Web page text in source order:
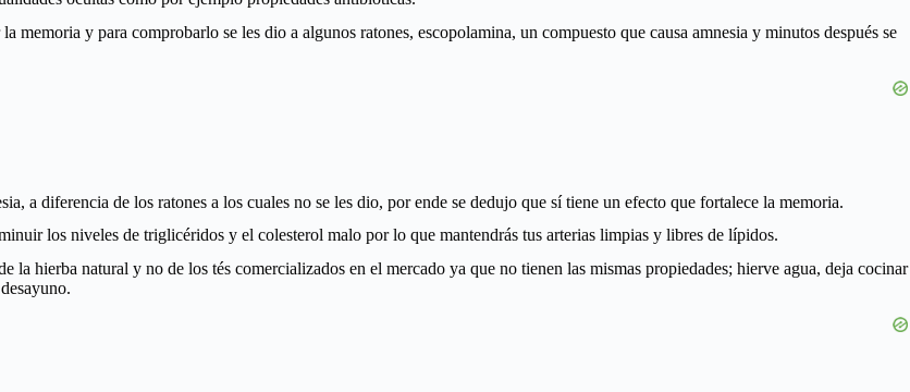
memoria y para comprobarlo se les dio a algunos ratones, escopolamina, un compuesto que causa amnesia y minutos después se
a diferencia de los ratones a los cuales no se les dio, por ende se dedujo que sí tiene un efecto que fortalece la memoria.
los niveles de triglicéridos y el colesterol malo por lo que mantendrás tus arterias limpias y libres de lípidos.
la hierba natural y no de los tés comercializados en el mercado ya que no tienen las mismas propiedades; hierve agua, deja cocinar